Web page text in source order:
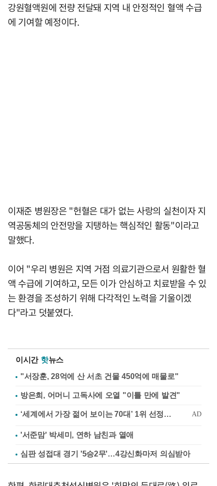
강원혈액원에 전량 전달돼 지역 내 안정적인 혈액 수급
에 기여할 예정이다.
이재준 병원장은 "헌혈은 대가 없는 사랑의 실천이자 지
역공동체의 안전망을 지탱하는 핵심적인 활동"이라고
말했다.
이어 "우리 병원은 지역 거점 의료기관으로서 원활한 혈
액 수급에 기여하고, 모든 이가 안심하고 치료받을 수 있
는 환경을 조성하기 위해 다각적인 노력을 기울이겠
다"라고 덧붙였다.
이시간 핫뉴스
"서장훈, 28억에 산 서초 건물 450억에 매물로"
방은희, 어머니 고독사에 오열 "이틀 만에 발견"
'서준맘' 박세미, 연하 남친과 열애
심판 성접대 경기 '5승2무'…4강신화마저 의심받아